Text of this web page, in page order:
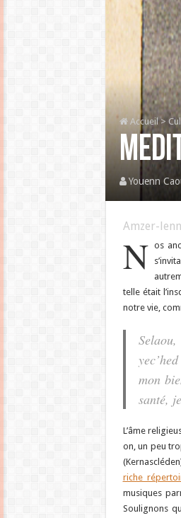
Accueil >
Youenn
Amzer-
N os
telle était
notre vie,
mon
santé,
L’âme
on, un peu
riche
musiques
Soulignons